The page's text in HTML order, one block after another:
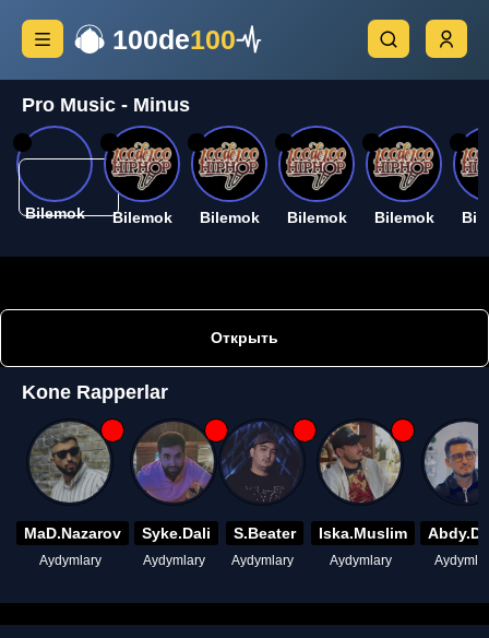
100de100
Pro Music - Minus
Bilemok Bilemok Bilemok Bilemok Bilemok
Открыть
Kone Rapperlar
MaD.Nazarov
Aydymlary
Syke.Dali
Aydymlary
S.Beater
Aydymlary
Iska.Muslim
Aydymlary